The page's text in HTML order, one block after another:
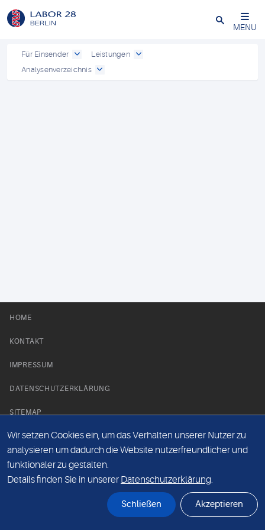
Schließen
MENU
Für Einsender
Leistungen
Analysenverzeichnis
HOME
KONTAKT
IMPRESSUM
DATENSCHUTZERKLÄRUNG
SITEMAP
NEWS PARTNER
Wir setzen Cookies ein, um das Verhalten unserer Nutzer zu
analysieren um dadurch die Website nutzerfreundlicher und
funktionaler zu gestalten.
Details finden Sie in unserer Datenschutzerklärung.
Schließen Akzeptieren